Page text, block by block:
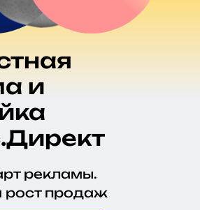
и
рекламы.
рост продаж